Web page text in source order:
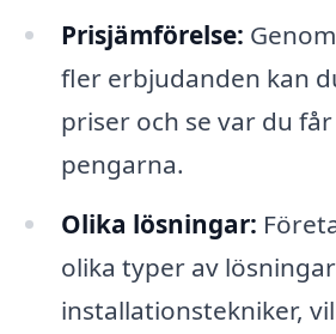
Prisjämförelse:
fler erbjudanden kan
priser och se var du
pengarna.
Olika lösningar:
olika typer av
installationstekniker,